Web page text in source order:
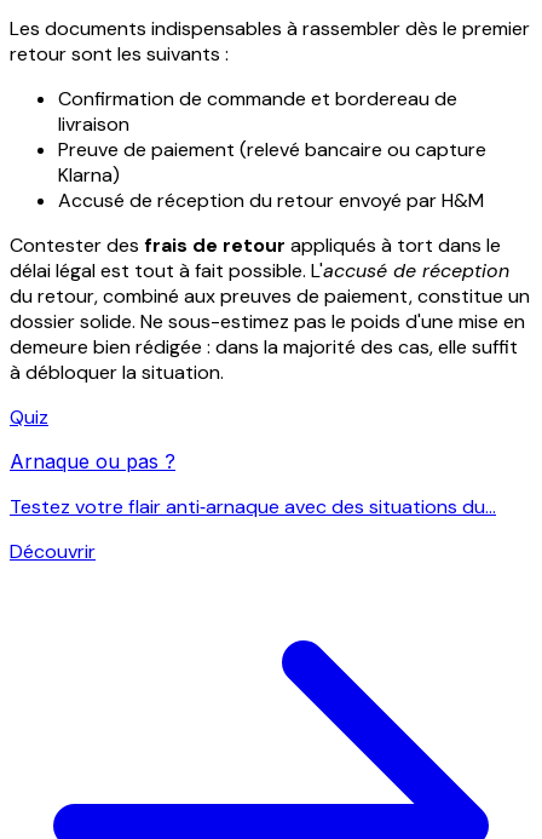
Les documents indispensables à rassembler dès le premier
retour sont les suivants :
Confirmation de commande et bordereau de
livraison
Preuve de paiement (relevé bancaire ou capture
Klarna)
Accusé de réception du retour envoyé par H&M
Contester des frais de retour appliqués à tort dans le
délai légal est tout à fait possible. L'accusé de réception
du retour, combiné aux preuves de paiement, constitue un
dossier solide. Ne sous-estimez pas le poids d'une mise en
demeure bien rédigée : dans la majorité des cas, elle suffit
à débloquer la situation.
Quiz
Arnaque ou pas ?
Testez votre flair anti‑arnaque avec des situations du...
Découvrir